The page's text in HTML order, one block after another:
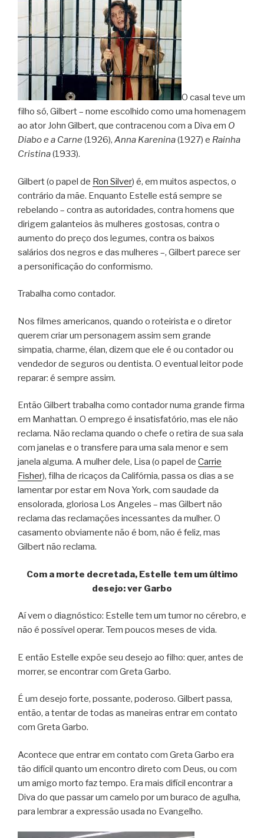
O casal teve um
filho só, Gilbert – nome escolhido como uma homenagem
ao ator John Gilbert, que contracenou com a Diva em O
Diabo e a Carne (1926), Anna Karenina(1927) e Rainha
Cristina(1933).
Gilbert (o papel de Ron Silver) é, em muitos aspectos, o
contrário da mãe. Enquanto Estelle está sempre se
rebelando – contra as autoridades, contra homens que
dirigem galanteios às mulheres gostosas, contra o
aumento do preço dos legumes, contra os baixos
salários dos negros e das mulheres –, Gilbert parece ser
a personificação do conformismo.
Trabalha como contador.
Nos filmes americanos, quando o roteirista e o diretor
querem criar um personagem assim sem grande
simpatia, charme, élan, dizem que ele é ou contador ou
vendedor de seguros ou dentista. O eventual leitor pode
reparar: é sempre assim.
Então Gilbert trabalha como contador numa grande firma
em Manhattan. O emprego é insatisfatório, mas ele não
reclama. Não reclama quando o chefe o retira de sua sala
com janelas e o transfere para uma sala menor e sem
janela alguma. A mulher dele, Lisa (o papel de Carrie
Fisher), filha de ricaços da Califórnia, passa os dias a se
lamentar por estar em Nova York, com saudade da
ensolorada, gloriosa Los Angeles – mas Gilbert não
reclama das reclamações incessantes da mulher. O
casamento obviamente não é bom, não é feliz, mas
Gilbert não reclama.
Com a morte decretada, Estelle tem um último
desejo: ver Garbo
Aí vem o diagnóstico: Estelle tem um tumor no cérebro, e
não é possível operar. Tem poucos meses de vida.
E então Estelle expõe seu desejo ao filho: quer, antes de
morrer, se encontrar com Greta Garbo.
É um desejo forte, possante, poderoso. Gilbert passa,
então, a tentar de todas as maneiras entrar em contato
com Greta Garbo.
Acontece que entrar em contato com Greta Garbo era
tão difícil quanto um encontro direto com Deus, ou com
um amigo morto faz tempo. Era mais difícil encontrar a
Diva do que passar um camelo por um buraco de agulha,
para lembrar a expressão usada no Evangelho.